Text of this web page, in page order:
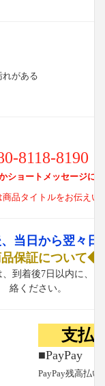
がある
8118-8190
ショートメッセージに
品タイトルをお伝えい
当日から翌々日
保証について◆
到着後7日以内に、
絡ください。
支払
■PayPay
PayPay残高払い